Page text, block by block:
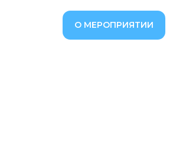
О МЕРОПРИЯТИИ